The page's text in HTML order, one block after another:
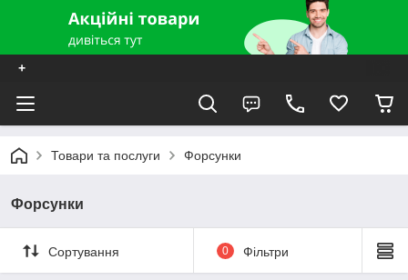
+
Товари та послуги Форсунки
Форсунки
Сортування 0 Фільтри